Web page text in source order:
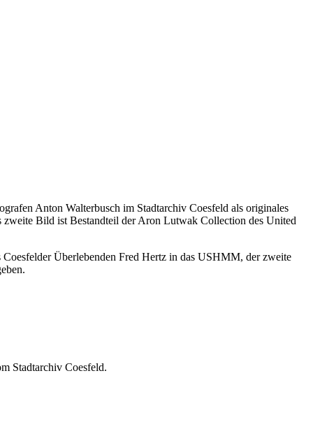
Anton Walterbusch im Stadtarchiv Coesfeld als originales
zweite Bild ist Bestandteil der Aron Lutwak Collection des United
Überlebenden Fred Hertz in das USHMM, der zweite
Stadtarchiv Coesfeld.